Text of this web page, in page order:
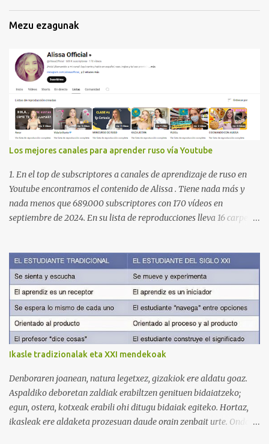
Mezu ezagunak
Los mejores canales para aprender ruso vía Youtube
1. En el top de subscriptores a canales de aprendizaje de ruso en
Youtube encontramos el contenido de Alissa . Tiene nada más y
nada menos que 689.000 subscriptores con 170 vídeos en
septiembre de 2024. En su lista de reproducciones lleva 16 carpetas
de Anastasia G . con 224.000 subscriptores y 97 vídeos en
septiembre de 2024. Anastasia tiene una lista de reproducción
muy bien estructurada para aprender gramática, lectura,
pronunciación, etc. https://www.youtube.com/@AnaG88/playlists
3. Otro de los canales con más usuarios y contenido es el de
Victoria, que lleva por nombre: Aprende con Victoria . El canal
tiene 120 mil subscriptores (septiembre de 2024) con muchísimos
para aprender los diferentes campos en los que podemos dividir un
curso de idiomas: gramática, verbos, vocabulario etc. h...
Ikasle tradizionalak eta XXI mendekoak
Denboraren joanean, natura legetxez, gizakiok ere aldatu goaz.
Aspaldiko deboretan zaldiak erabiltzen genituen bidaiatzeko;
egun, ostera, kotxeak erabili ohi ditugu bidaiak egiteko. Hortaz,
ikasleak ere aldaketa prozesuan daude orain zenbait urte. Ondoko